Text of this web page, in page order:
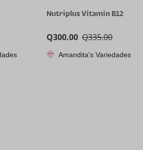
Nutriplus Vitamin B12
Q335.00
Q300.00
Amandita's Variedades